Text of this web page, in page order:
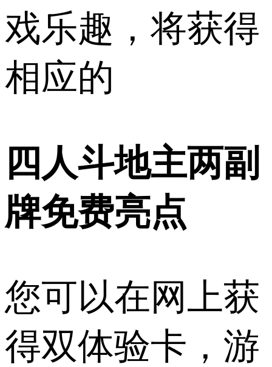
戏乐趣，将获得
相应的
四人斗地主两副
牌免费亮点
您可以在网上获
得双体验卡，游